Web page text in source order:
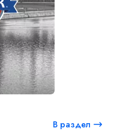
В раздел